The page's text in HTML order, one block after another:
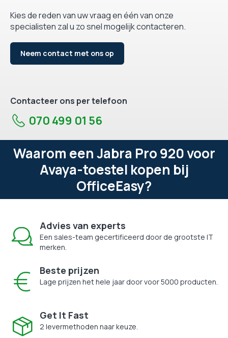
Kies de reden van uw vraag en één van onze
specialisten zal u zo snel mogelijk contacteren.
Neem contact met ons op
Contacteer ons per telefoon
070 499 01 56
Waarom een Jabra Pro 920 voor
Avaya-toestel kopen bij
OfficeEasy?
Advies van experts
Een sales-team gecertificeerd door de grootste IT
merken.
Beste prijzen
Lage prijzen het hele jaar door voor 5000 producten.
Get It Fast
2 levermethoden naar keuze.